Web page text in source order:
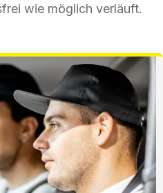
wie möglich verläuft.